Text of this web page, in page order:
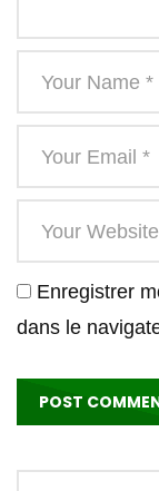
Enregistrer
dans le